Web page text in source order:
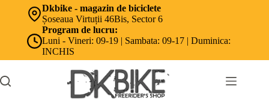
Dkbike - magazin de biciclete
Șoseaua Virtuții 46Bis, Sector 6
Program de lucru:
Luni - Vineri: 09-19 | Sambata: 09-17 | Duminica:
INCHIS